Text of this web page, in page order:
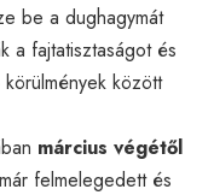
be a dughagymát
a fajtatisztaságot és
között
március végétől
felmelegedett és